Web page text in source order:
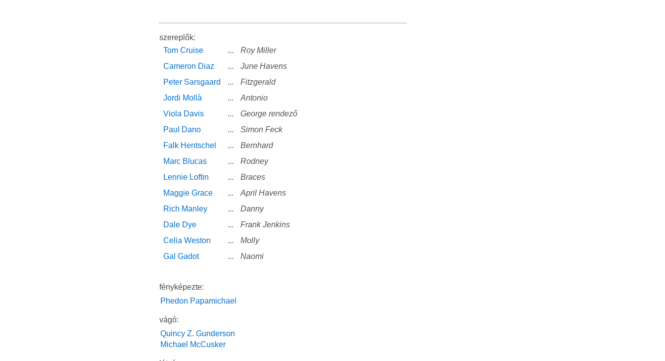
szereplők:
Tom Cruise
...
Roy Miller
Cameron Diaz
...
June Havens
Peter Sarsgaard
...
Fitzgerald
Jordi Mollà
...
Antonio
Viola Davis
...
George rendező
Paul Dano
...
Simon Feck
Falk Hentschel
...
Bernhard
Marc Blucas
...
Rodney
Lennie Loftin
...
Braces
Maggie Grace
...
April Havens
Rich Manley
...
Danny
Dale Dye
...
Frank Jenkins
Celia Weston
...
Molly
Gal Gadot
... Naomi
fényképezte:
Phedon Papamichael
vágó:
Quincy Z. Gunderson
Michael McCusker